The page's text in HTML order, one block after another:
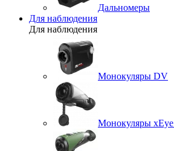
Дальномеры
Для наблюдения
Для наблюдения
Монокуляры DV
Монокуляры